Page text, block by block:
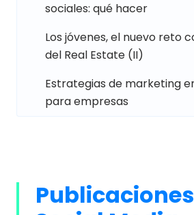
sociales: qué hacer
Los jóvenes, el nuevo reto
del Real Estate (II)
Estrategias de marketing
para empresas